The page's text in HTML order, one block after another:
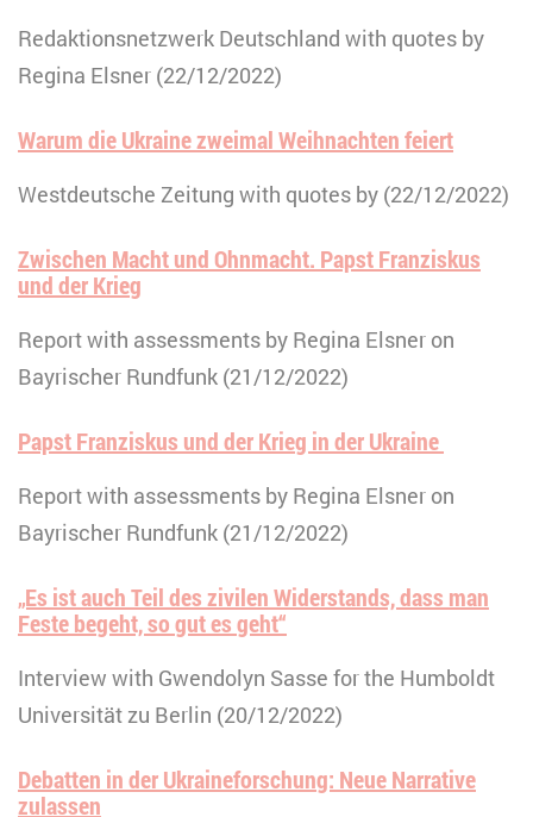
Redaktionsnetzwerk Deutschland with quotes by
Regina Elsner (22/12/2022)
Warum die Ukraine zweimal Weihnachten feiert
Westdeutsche Zeitung with quotes by (22/12/2022)
Zwischen Macht und Ohnmacht. Papst Franziskus
und der Krieg
Report with assessments by Regina Elsner on
Bayrischer Rundfunk (21/12/2022)
Papst Franziskus und der Krieg in der Ukraine
Report with assessments by Regina Elsner on
Bayrischer Rundfunk (21/12/2022)
„Es ist auch Teil des zivilen Widerstands, dass man
Feste begeht, so gut es geht“
Interview with Gwendolyn Sasse for the Humboldt
Universität zu Berlin (20/12/2022)
Debatten in der Ukraineforschung: Neue Narrative
zulassen